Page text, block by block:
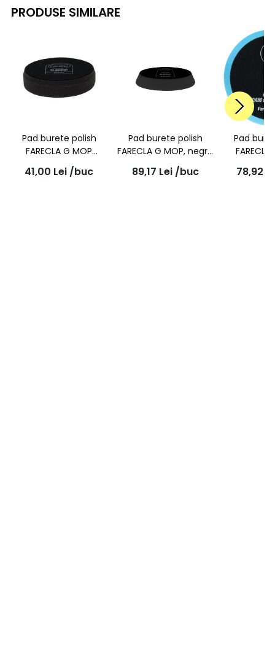
PRODUSE SIMILARE
Pad burete polish
FARECLA G MOP
pentru finish, culoare
neagra, 75mm,
41,00 Lei /buc
Pad burete polish
FARECLA G MOP, negru
angulat, 150mm,
GMF622
89,17 Lei /buc
Pad
78,92